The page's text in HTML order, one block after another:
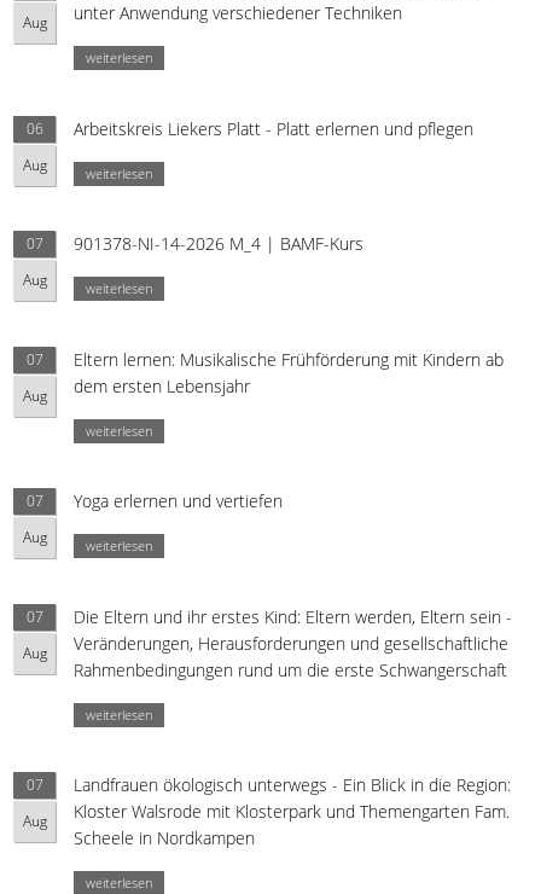
Aug
unter Anwendung verschiedener Techniken
weiterlesen
06
Aug
Arbeitskreis Liekers Platt - Platt erlernen und pflegen
weiterlesen
07
Aug
901378-NI-14-2026 M_4 | BAMF-Kurs
weiterlesen
07
Aug
Eltern lernen: Musikalische Frühförderung mit Kindern ab
dem ersten Lebensjahr
weiterlesen
07
Aug
Yoga erlernen und vertiefen
weiterlesen
07
Aug
Die Eltern und ihr erstes Kind: Eltern werden, Eltern sein -
Veränderungen, Herausforderungen und gesellschaftliche
Rahmenbedingungen rund um die erste Schwangerschaft
weiterlesen
07
Aug
Landfrauen ökologisch unterwegs - Ein Blick in die Region:
Kloster Walsrode mit Klosterpark und Themengarten Fam.
Scheele in Nordkampen
weiterlesen